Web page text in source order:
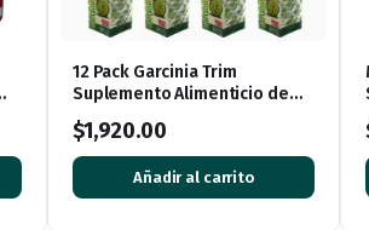
12 Pack Garcinia Trim
Suplemento Alimenticio de
Garcinia Cambogia 360
Cápsulas
$1,920.00
Añadir al carrito